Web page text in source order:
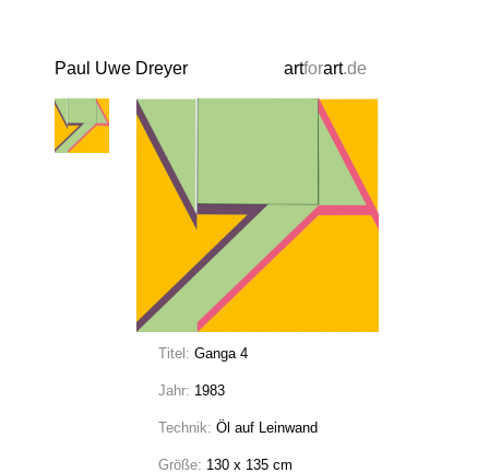
Paul Uwe Dreyer artforart.de
Titel: Ganga 4
Jahr: 1983
Technik: Öl auf Leinwand
Größe: 130 x 135 cm